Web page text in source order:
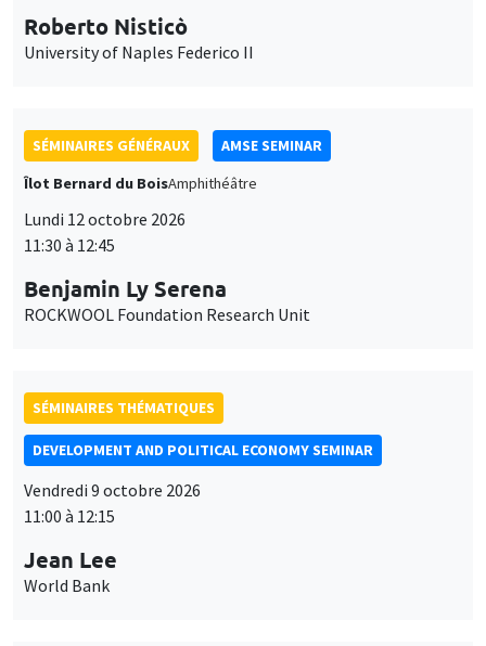
Roberto Nisticò
University of Naples Federico II
SÉMINAIRES GÉNÉRAUX
AMSE SEMINAR
Îlot Bernard du Bois
Amphithéâtre
Lundi 12 octobre 2026
11:30 à 12:45
Benjamin Ly Serena
ROCKWOOL Foundation Research Unit
SÉMINAIRES THÉMATIQUES
DEVELOPMENT AND POLITICAL ECONOMY SEMINAR
Vendredi 9 octobre 2026
11:00 à 12:15
Jean Lee
World Bank